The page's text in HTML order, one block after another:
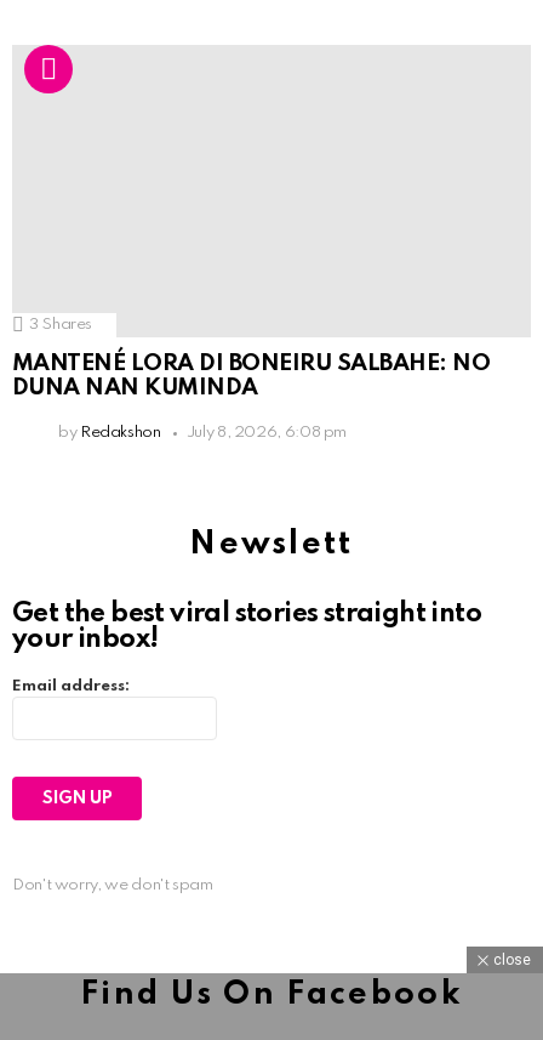
3 Shares
MANTENÉ LORA DI BONEIRU SALBAHE: NO
DUNA NAN KUMINDA
by Redakshon July 8, 2026, 6:08 pm
Newslett
Get the best viral stories straight into
your inbox!
Email address:
Don't worry, we don't spam
Find Us On Facebook
close